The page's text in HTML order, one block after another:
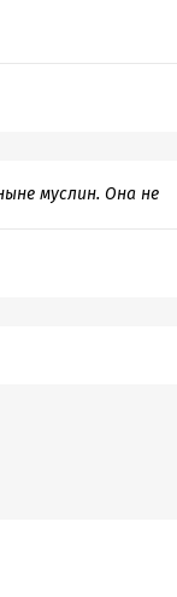
муслин. Она не